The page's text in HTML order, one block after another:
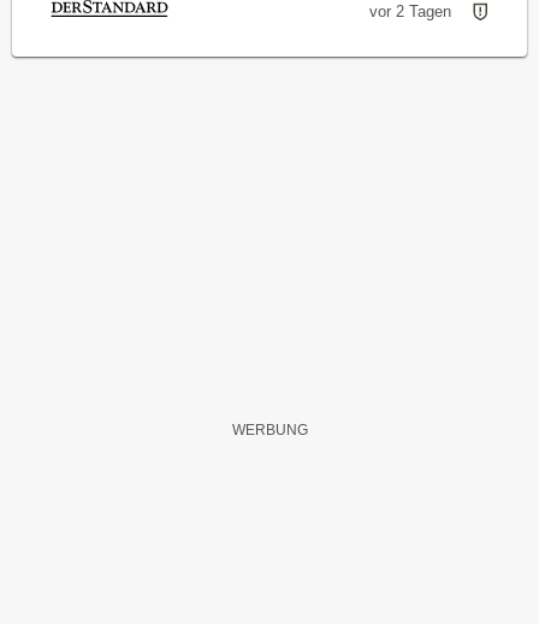
vor 2 Tagen